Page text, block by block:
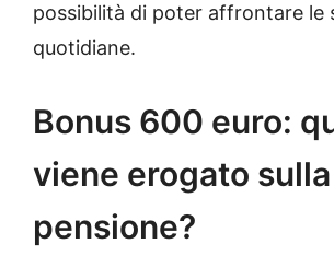
possibilità di poter affrontare le
quotidiane.
Bonus 600 euro:
viene erogato sulla
pensione?